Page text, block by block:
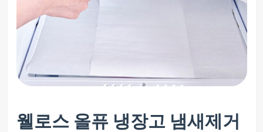
웰로스 올퓨 냉장고 냄새제거